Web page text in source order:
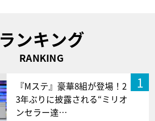
ランキング
RANKING
1
『Mステ』豪華8組が登場！2
3年ぶりに披露される“ミリオ
ンセラー達…